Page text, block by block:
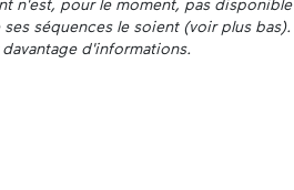
n'est, pour le moment, pas
séquences le soient (voir plus bas).
d'informations.